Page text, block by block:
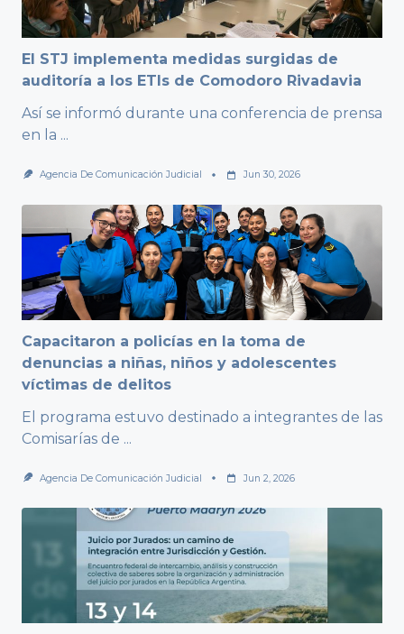
El STJ implementa medidas surgidas de
auditoría a los ETIs de Comodoro Rivadavia
Así se informó durante una conferencia de prensa
en la ...
Agencia De Comunicación Judicial Jun 30, 2026
Capacitaron a policías en la toma de
denuncias a niñas, niños y adolescentes
víctimas de delitos
El programa estuvo destinado a integrantes de las
Comisarías de ...
Agencia De Comunicación Judicial Jun 2, 2026